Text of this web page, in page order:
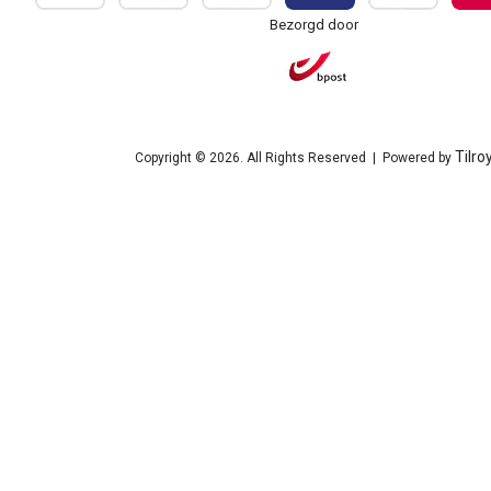
Bezorgd door
Copyright © 2026. All Rights Reserved | Powered by